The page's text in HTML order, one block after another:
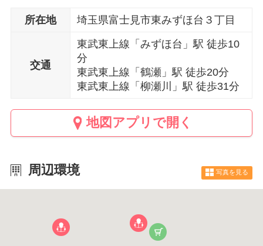
所在地 埼玉県富士見市東みずほ台３丁目
交通
東武東上線「みずほ台」駅 徒歩10
分
東武東上線「鶴瀬」駅 徒歩20分
東武東上線「柳瀬川」駅 徒歩31分
地図アプリで開く
周辺環境 写真を見る